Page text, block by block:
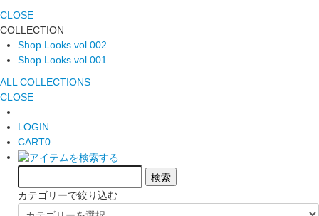
CLOSE
COLLECTION
Shop Looks vol.002
Shop Looks vol.001
ALL COLLECTIONS
CLOSE
LOGIN
CART0
カテゴリーで絞り込む